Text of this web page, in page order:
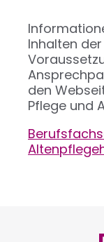
Inhalten
den
Pflege und